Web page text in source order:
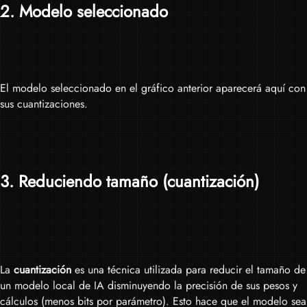
2. Modelo seleccionado
El modelo seleccionado en el gráfico anterior aparecerá aquí con
sus cuantizaciones.
3. Reduciendo tamaño (cuantización)
La cuantización es una técnica utilizada para reducir el tamaño de
un modelo local de IA disminuyendo la precisión de sus pesos y
cálculos (menos bits por parámetro). Esto hace que el modelo sea